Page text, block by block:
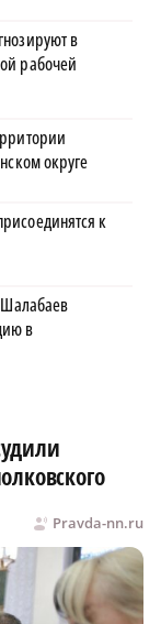
в
рабочей
округе
к
в
Pravda-nn.ru